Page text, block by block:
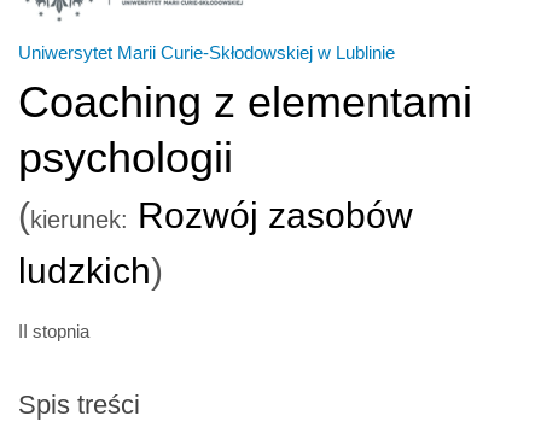
Uniwersytet Marii Curie-Skłodowskiej w Lublinie
Coaching z elementami
psychologii
(kierunek: Rozwój zasobów
ludzkich)
II stopnia
Spis treści